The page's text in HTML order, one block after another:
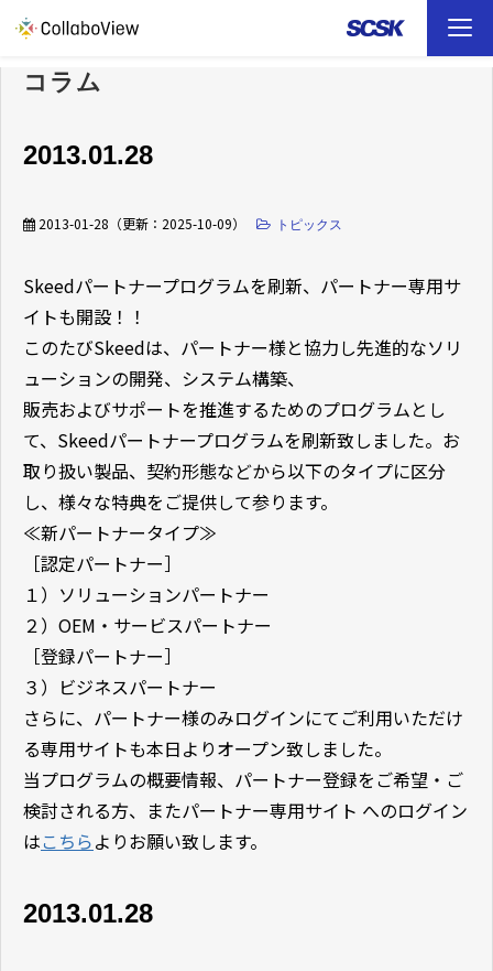
TOP
ソリューション
事例
お役立ち資料
イベント
ファイル転送 （FAQ）
コラム
2013.01.28
2013-01-28 （更新： 2025-10-09） トピックス
Skeedパートナープログラムを刷新、パートナー専用サ
イトも開設！！
このたびSkeedは、パートナー様と協力し先進的なソリ
ューションの開発、システム構築、
販売およびサポートを推進するためのプログラムとし
て、Skeedパートナープログラムを刷新致しました。お
取り扱い製品、契約形態などから以下のタイプに区分
し、様々な特典をご提供して参ります。
≪新パートナータイプ≫
［認定パートナー］
１）ソリューションパートナー
２）OEM・サービスパートナー
［登録パートナー］
３）ビジネスパートナー
さらに、パートナー様のみログインにてご利用いただけ
る専用サイトも本日よりオープン致しました。
当プログラムの概要情報、パートナー登録をご希望・ご
検討される方、またパートナー専用サイト へのログイン
はこちらよりお願い致します。
2013.01.28